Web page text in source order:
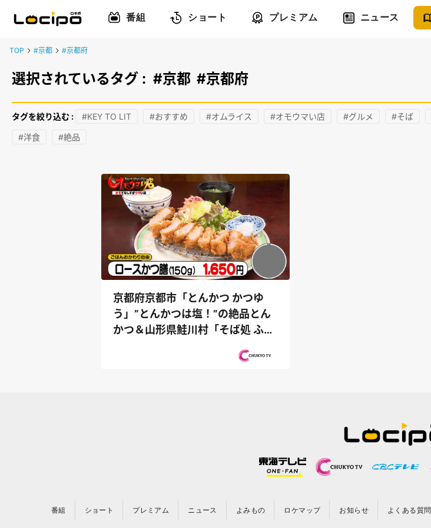
番組 ショート プレミアム ニュース
TOP #京都 #京都府
選択されているタグ : #京都 #京都府
タグを絞り込む : #KEY TO LIT #おすすめ #オムライス #オモウマい店 #グルメ #そば
#洋食 #絶品
京都府京都市「とんかつ かつゆ
う」”とんかつは塩！”の絶品とん
かつ＆山形県鮭川村「そば処 ふく
番組 ショート プレミアム ニュース よみもの ロケマップ お知らせ よくある質問